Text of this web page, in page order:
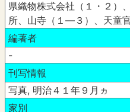
県織物株式会社（１・２）
所、山寺（１―３）、天童
編著者
-
刊写情報
写真, 明治４１年９月ヵ
家別